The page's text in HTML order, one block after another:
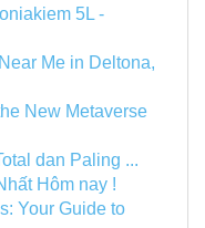
5L -
Me in Deltona,
New Metaverse
dan Paling ...
Hôm nay !
Your Guide to